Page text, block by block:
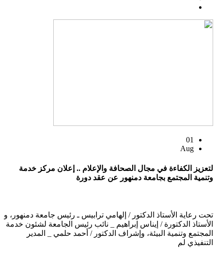
01
Aug
لتعزيز الكفاءة في مجال الصحافة والإعلام .. إعلان مركز خدمة
وتنمية المجتمع بجامعة دمنهور عن عقد دورة
تحت رعاية الأستاذ الدكتور / إلهامي ترابيس ـ رئيس جامعة دمنهور، و
الأستاذ الدكتورة / إيناس إبراهيم _ نائب رئيس الجامعة لشئون خدمة
المجتمع وتنمية البيئة، وإشراف الدكتور / أحمد حلمي _ المدير
التنفيذي لم